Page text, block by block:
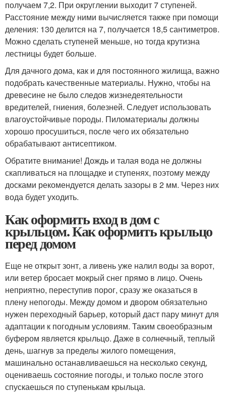
получаем 7,2. При округлении выходит 7 ступеней.
Расстояние между ними вычисляется также при помощи
деления: 130 делится на 7, получается 18,5 сантиметров.
Можно сделать ступеней меньше, но тогда крутизна
лестницы будет больше.
Для дачного дома, как и для постоянного жилища, важно
подобрать качественные материалы. Нужно, чтобы на
древесине не было следов жизнедеятельности
вредителей, гниения, болезней. Следует использовать
влагоустойчивые породы. Пиломатериалы должны
хорошо просушиться, после чего их обязательно
обрабатывают антисептиком.
Обратите внимание! Дождь и талая вода не должны
скапливаться на площадке и ступенях, поэтому между
досками рекомендуется делать зазоры в 2 мм. Через них
вода будет уходить.
Как оформить вход в дом с
крыльцом. Как оформить крыльцо
перед домом
Еще не открыт зонт, а ливень уже налил воды за ворот,
или ветер бросает мокрый снег прямо в лицо. Очень
неприятно, переступив порог, сразу же оказаться в
плену непогоды. Между домом и двором обязательно
нужен переходный барьер, который даст пару минут для
адаптации к погодным условиям. Таким своеобразным
буфером является крыльцо. Даже в солнечный, теплый
день, шагнув за пределы жилого помещения,
машинально останавливаешься на несколько секунд,
оцениваешь состояние погоды, и только после этого
спускаешься по ступенькам крыльца.